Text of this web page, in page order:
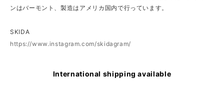
ンはバーモント、製造はアメリカ国内で行っています。
SKIDA
https://www.instagram.com/skidagram/
International shipping available